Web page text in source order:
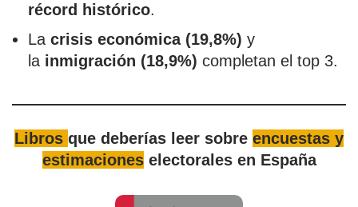
récord histórico.
La crisis económica (19,8%) y
la inmigración (18,9%) completan el top 3.
Libros que deberías leer sobre encuestas y
estimacioneselectorales en España